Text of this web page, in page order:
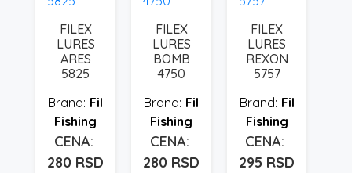
FILEX
LURES
ARES
5825
Fil
Fishing
280 RSD
FILEX
LURES
BOMB
4750
Fil
Fishing
280 RSD
FILEX
LURES
REXON
5757
Fil
Fishing
295 RSD